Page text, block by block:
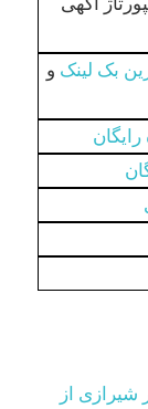
بک لینک و
شیرازی از